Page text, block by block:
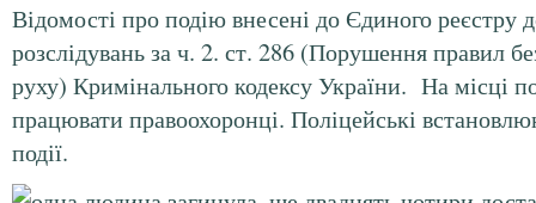
Відомості про подію внесені до Єдиного реєстру
розслідувань за ч. 2. ст. 286 (Порушення правил
руху) Кримінального кодексу України. На місці
працювати правоохоронці. Поліцейські
події.